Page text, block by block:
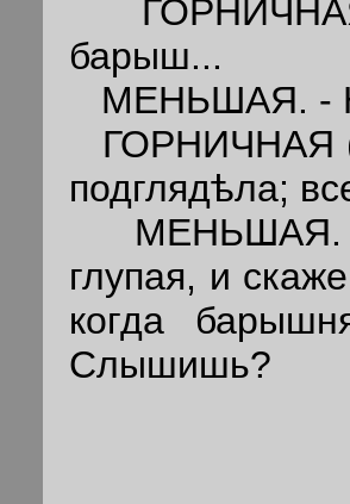
барыш...
МЕНЬШАЯ. -
ГОРНИЧНАЯ
подглядѣла;
МЕНЬШАЯ. -
глупая, и
когда
Слышишь?